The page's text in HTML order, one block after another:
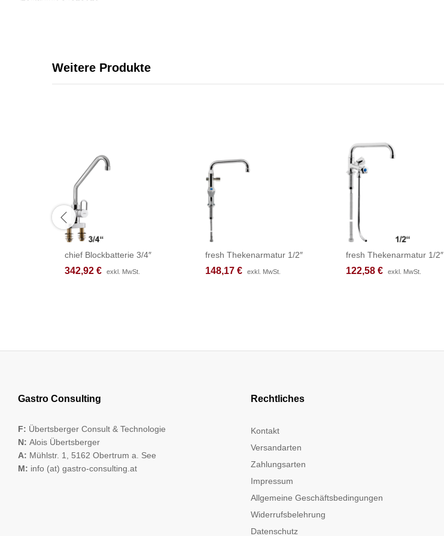
Weitere Produkte
chief Blockbatterie 3/4″
342,92 € exkl. MwSt.
342,92 € exkl. MwSt.
fresh Thekenarmatur 1/2″
148,17 € exkl. MwSt.
148,17 € exkl. MwSt.
fresh Thekenarmatur 1/2″
122,58 € exkl. MwSt.
122,58 € exkl. MwSt.
Gastro Consulting
F: Übertsberger Consult & Technologie
N: Alois Übertsberger
A: Mühlstr. 1, 5162 Obertrum a. See
M: info (at) gastro-consulting.at
Rechtliches
Kontakt
Versandarten
Zahlungsarten
Impressum
Allgemeine Geschäftsbedingungen
Widerrufsbelehrung
Datenschutz